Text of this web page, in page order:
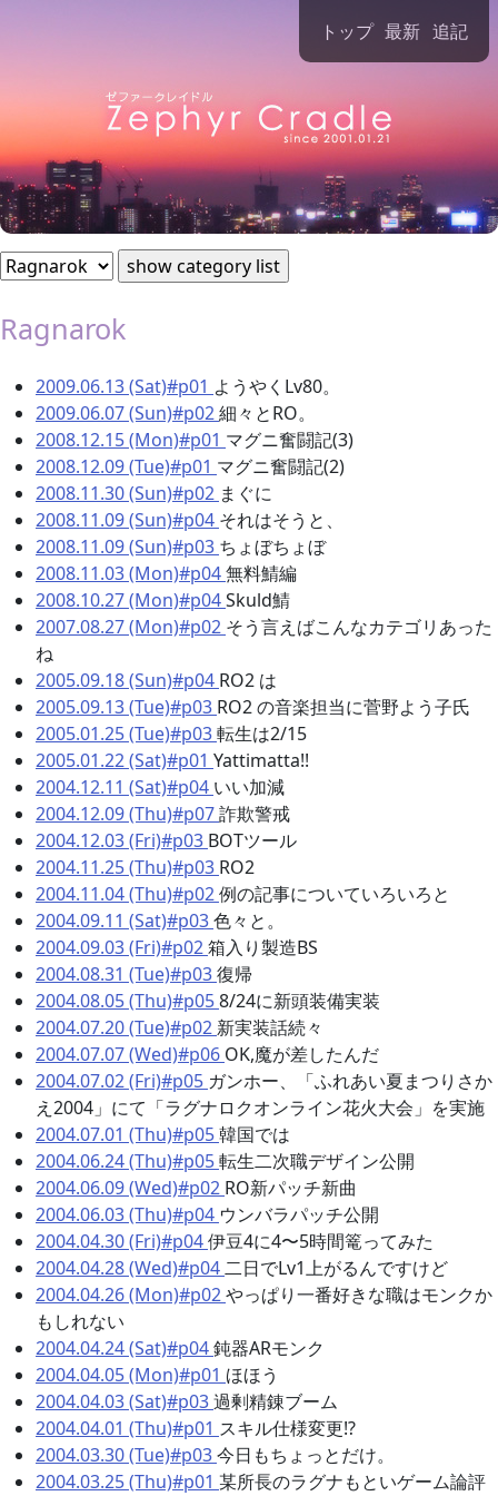
トップ 最新 追記
Zephyr Cradle Diary [Ragnarok]
Ragnarok
2009.06.13 (Sat)#p01 ようやくLv80。
2009.06.07 (Sun)#p02細々とRO。
2008.12.15 (Mon)#p01 マグニ奮闘記(3)
2008.12.09 (Tue)#p01 マグニ奮闘記(2)
2008.11.30 (Sun)#p02 まぐに
2008.11.09 (Sun)#p04 それはそうと、
2008.11.09 (Sun)#p03 ちょぼちょぼ
2008.11.03 (Mon)#p04無料鯖編
2008.10.27 (Mon)#p04Skuld鯖
2007.08.27 (Mon)#p02 そう言えばこんなカテゴリあった
ね
2005.09.18 (Sun)#p04 RO2 は
2005.09.13 (Tue)#p03 RO2 の音楽担当に菅野よう子氏
2005.01.25 (Tue)#p03転生は2/15
2005.01.22 (Sat)#p01 Yattimatta!!
2004.12.11 (Sat)#p04 いい加減
2004.12.09 (Thu)#p07詐欺警戒
2004.12.03 (Fri)#p03 BOTツール
2004.11.25 (Thu)#p03 RO2
2004.11.04 (Thu)#p02例の記事についていろいろと
2004.09.11 (Sat)#p03色々と。
2004.09.03 (Fri)#p02箱入り製造BS
2004.08.31 (Tue)#p03復帰
2004.08.05 (Thu)#p058/24に新頭装備実装
2004.07.20 (Tue)#p02 新実装話続々
2004.07.07 (Wed)#p06 OK,魔が差したんだ
2004.07.02 (Fri)#p05 ガンホー、「ふれあい夏まつりさか
え2004」にて「ラグナロクオンライン花火大会」を実施
2004.07.01 (Thu)#p05韓国では
2004.06.24 (Thu)#p05転生二次職デザイン公開
2004.06.09 (Wed)#p02 RO新パッチ新曲
2004.06.03 (Thu)#p04 ウンバラパッチ公開
2004.04.30 (Fri)#p04伊豆4に4〜5時間篭ってみた
2004.04.28 (Wed)#p04二日でLv1上がるんですけど
2004.04.26 (Mon)#p02やっぱり一番好きな職はモンクか
もしれない
2004.04.24 (Sat)#p04鈍器ARモンク
2004.04.05 (Mon)#p01 ほほう
2004.04.03 (Sat)#p03過剰精錬ブーム
2004.04.01 (Thu)#p01 スキル仕様変更!?
2004.03.30 (Tue)#p03今日もちょっとだけ。
2004.03.25 (Thu)#p01 某所長のラグナもといゲーム論評